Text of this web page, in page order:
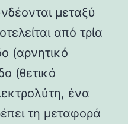
μεταξύ
από τρία
(αρνητικό
(θετικό
ένα
τη μεταφορά